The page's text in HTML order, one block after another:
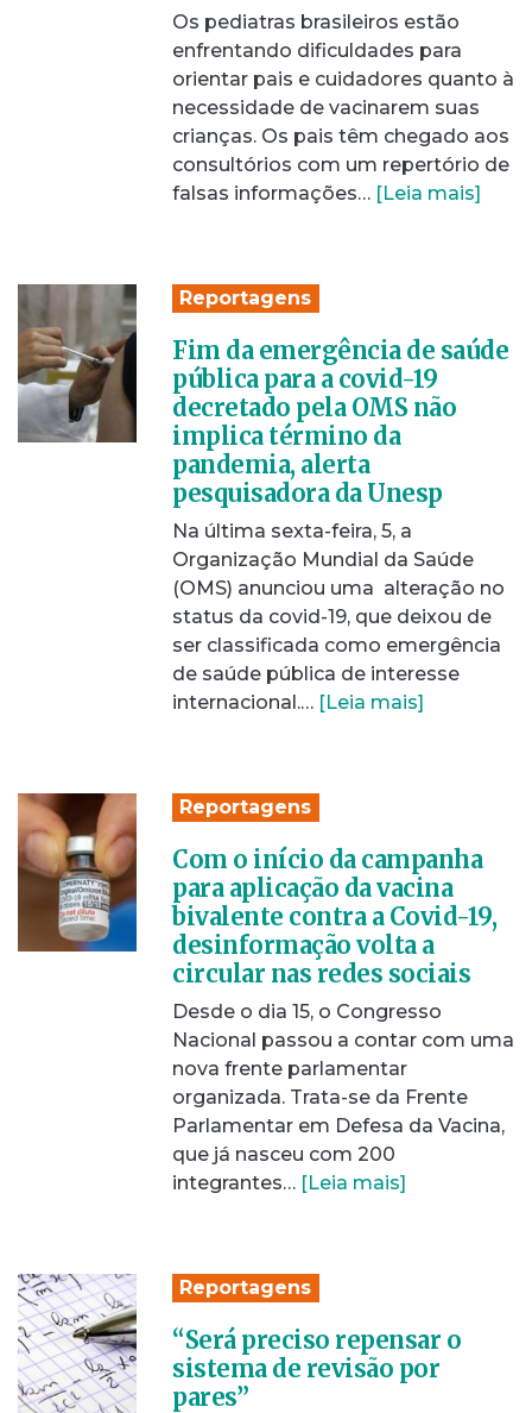
Os pediatras brasileiros estão
enfrentando dificuldades para
orientar pais e cuidadores quanto à
necessidade de vacinarem suas
crianças. Os pais têm chegado aos
consultórios com um repertório de
falsas informações… [Leia mais]
Reportagens
Fim da emergência de saúde
pública para a covid-19
decretado pela OMS não
implica término da
pandemia, alerta
pesquisadora da Unesp
Na última sexta-feira, 5, a
Organização Mundial da Saúde
(OMS) anunciou uma alteração no
status da covid-19, que deixou de
ser classificada como emergência
de saúde pública de interesse
internacional.… [Leia mais]
Reportagens
Com o início da campanha
para aplicação da vacina
bivalente contra a Covid-19,
desinformação volta a
circular nas redes sociais
Desde o dia 15, o Congresso
Nacional passou a contar com uma
nova frente parlamentar
organizada. Trata-se da Frente
Parlamentar em Defesa da Vacina,
que já nasceu com 200
integrantes… [Leia mais]
Reportagens
“Será preciso repensar o
sistema de revisão por
pares”